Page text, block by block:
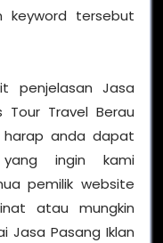
keyword tersebut
penjelasan Jasa
Tour Travel Berau
harap anda dapat
ingin kami
pemilik website
atau mungkin
Jasa Pasang Iklan